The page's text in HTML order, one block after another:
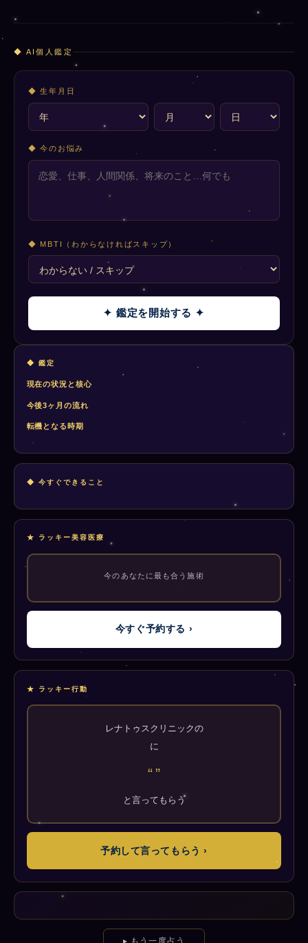
◆ AI個人鑑定
◆ 生年月日
◆ 今のお悩み
◆ MBTI（わからなければスキップ）
✦ 鑑定を開始する ✦
◆ 鑑定
現在の状況と核心
今後3ヶ月の流れ
転機となる時期
◆ 今すぐできること
★ ラッキー美容医療
今のあなたに最も合う施術
今すぐ予約する ›
★ ラッキー行動
レナトゥスクリニックの
に
“”
と言ってもらう
予約して言ってもらう ›